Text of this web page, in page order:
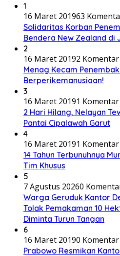
1
16 Maret 201963
Solidaritas Korban
Bendera New Zealand di
2
16 Maret 20192 Komentar
Menag Kecam
Berperikemanusiaan!
3
16 Maret 20191 Komentar
2 Hari Hilang, Nelayan
Pantai Cipalawah Garut
4
16 Maret 20191 Komentar
14 Tahun Terbunuhnya
Tim Khusus
5
7 Agustus 20260
Warga Geruduk Kantor
Tolak Pemakaman 10
Diminta Turun Tangan
6
16 Maret 20190 Komentar
Prabowo Resmikan